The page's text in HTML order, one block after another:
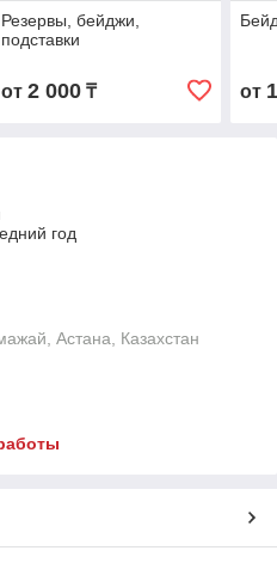
Резервы, бейджи,
подставки
от 2 000₸ от
год
Астана, Казахстан